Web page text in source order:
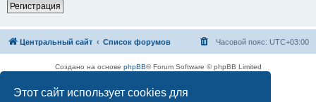
Этот сайт использует cookies для
Регистрация
Центральный сайт Список форумов Часовой пояс: UTC+03:00
Создано на основе phpBB® Forum Software © phpBB Limited
Конфиденциальность|Правила